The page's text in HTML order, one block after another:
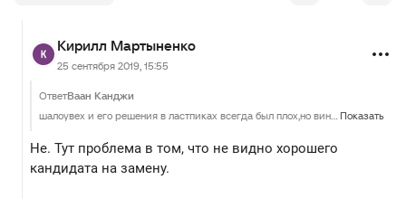
Кирилл Мартыненко
25 сентября 2019, 15:55
ОтветВаан Канджи
шалоувех и его решения в ластпиках всегда был плох,но виновен не только он,но и мидер история идёт как с денди? не проигрывает? Показать
Не. Тут проблема в том, что не видно хорошего
кандидата на замену.